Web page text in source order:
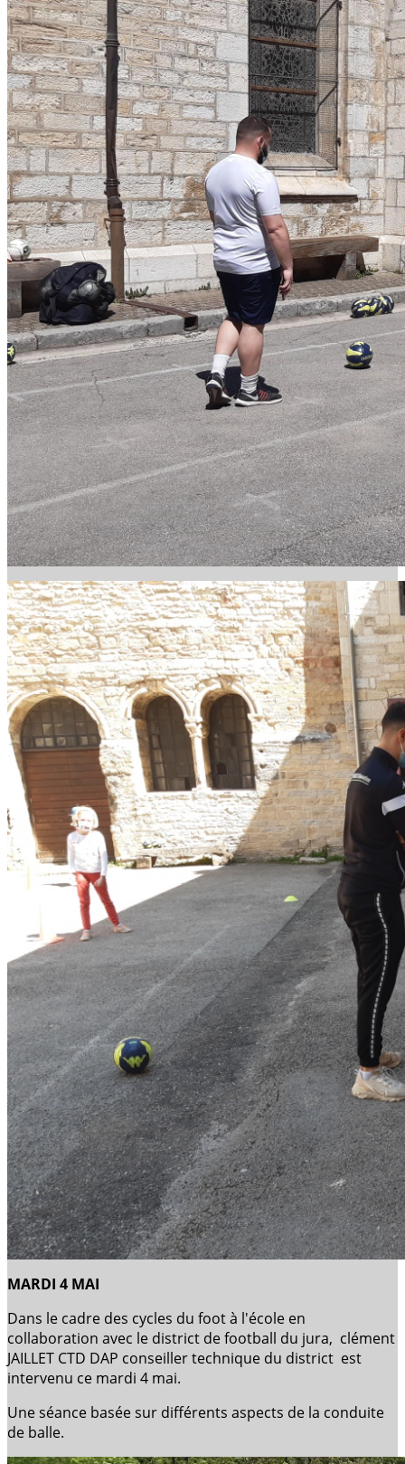
MARDI 4 MAI
Dans le cadre des cycles du foot à l'école en
collaboration avec le district de football du jura, clément
JAILLET CTD DAP conseiller technique du district est
intervenu ce mardi 4 mai.
Une séance basée sur différents aspects de la conduite
de balle.